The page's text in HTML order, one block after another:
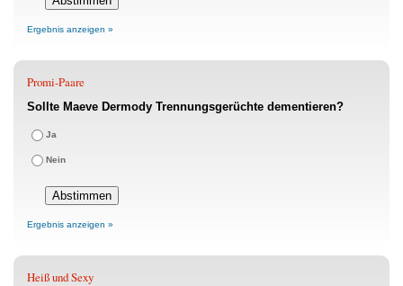
Ergebnis anzeigen »
Promi-Paare
Sollte Maeve Dermody Trennungsgerüchte dementieren?
Ja
Nein
Ergebnis anzeigen »
Heiß und Sexy